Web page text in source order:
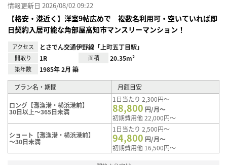
情報更新日 2026/08/02 09:22
【格安・港近く】洋室9帖広めで 複数名利用可・空いていれば即
日契約入居可能な角部屋高知市マンスリーマンション！
アクセス とさでん交通伊野線「上町五丁目駅」
間取り 1R 面積 20.35m²
築年数 1985年 2月 築
プラン名・期間 月額目安
ロング【灘漁港・横浜港前】
30日以上～365日未満
1日当たり 2,300円～
88,800 円/月～
初期費用他 22,000円～
ショート【灘漁港・横浜港前】
～30日未満
1日当たり 2,500円～
94,800 円/月～
初期費用他 16,500円～